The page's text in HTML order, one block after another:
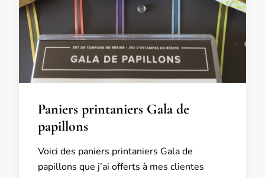
Paniers printaniers Gala de
papillons
Voici des paniers printaniers Gala de
papillons que j’ai offerts à mes clientes